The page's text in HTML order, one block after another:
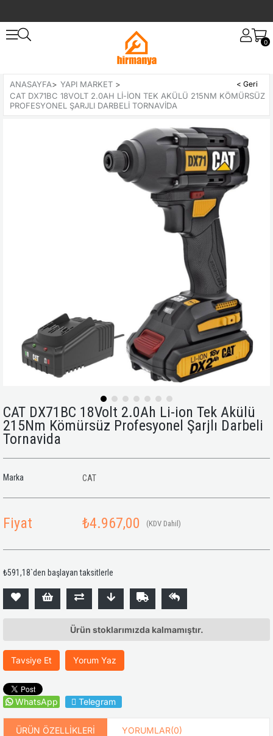
0
ANASAYFA> YAPI MARKET >
CAT DX71BC 18VOLT 2.0AH LI-ION TEK AKÜLÜ 215NM KÖMÜRSÜZ
PROFESYONEL ŞARJLI DARBELI TORNAVIDA
CAT DX71BC 18Volt 2.0Ah Li-ion Tek Akülü
215Nm Kömürsüz Profesyonel Şarjlı Darbeli
Tornavida
Marka CAT
Fiyat ₺4.967,00 (KDV Dahil)
₺591,18`den başlayan taksitlerle
Ürün stoklarımızda kalmamıştır.
Tavsiye Et Yorum Yaz
WhatsApp Telegram
ÜRÜN ÖZELLIKLERI YORUMLAR(0)